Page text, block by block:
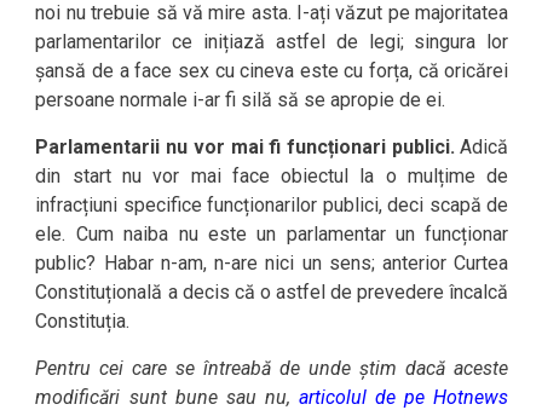
noi nu trebuie să vă mire asta. I-ați văzut pe majoritatea
parlamentarilor ce inițiază astfel de legi; singura lor
șansă de a face sex cu cineva este cu forța, că oricărei
persoane normale i-ar fi silă să se apropie de ei.
Parlamentarii nu vor mai fi funcționari publici. Adică
din start nu vor mai face obiectul la o mulțime de
infracțiuni specifice funcționarilor publici, deci scapă de
ele. Cum naiba nu este un parlamentar un funcționar
public? Habar n-am, n-are nici un sens; anterior Curtea
Constituțională a decis că o astfel de prevedere încalcă
Constituția.
Pentru cei care se întreabă de unde știm dacă aceste
modificări sunt bune sau nu, articolul de pe Hotnews